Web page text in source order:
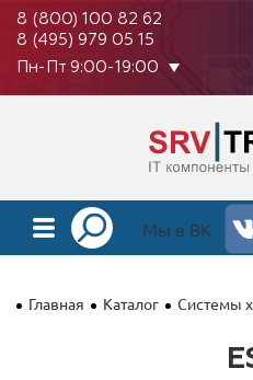
8 (800) 100 82 62
8 (495) 979 05 15
Пн-Пт 9:00-19:00
Мы в ВК
Главная Каталог Системы